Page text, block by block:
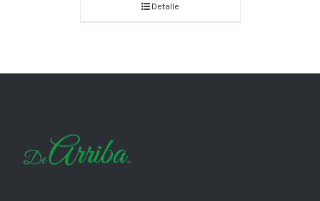
Detalle